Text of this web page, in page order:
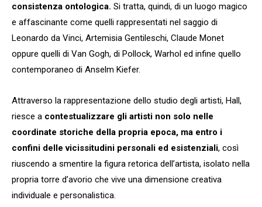
consistenza ontologica. Si tratta, quindi, di un luogo magico
e affascinante come quelli rappresentati nel saggio di
Leonardo da Vinci, Artemisia Gentileschi, Claude Monet
oppure quelli di Van Gogh, di Pollock, Warhol ed infine quello
contemporaneo di Anselm Kiefer.
Attraverso la rappresentazione dello studio degli artisti, Hall,
riesce a contestualizzare gli artisti non solo nelle
coordinate storiche della propria epoca, ma entro i
confini delle vicissitudini personali ed esistenziali, così
riuscendo a smentire la figura retorica dell’artista, isolato nella
propria torre d’avorio che vive una dimensione creativa
individuale e personalistica.